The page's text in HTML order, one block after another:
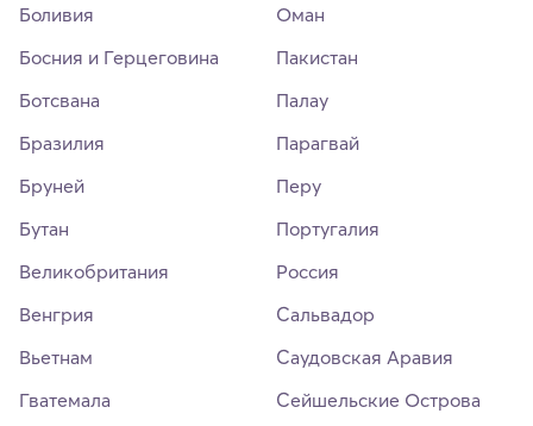
Боливия
Босния и Герцеговина
Ботсвана
Бразилия
Бруней
Бутан
Великобритания
Венгрия
Вьетнам
Гватемала
Оман
Пакистан
Палау
Парагвай
Перу
Португалия
Россия
Сальвадор
Саудовская Аравия
Сейшельские Острова